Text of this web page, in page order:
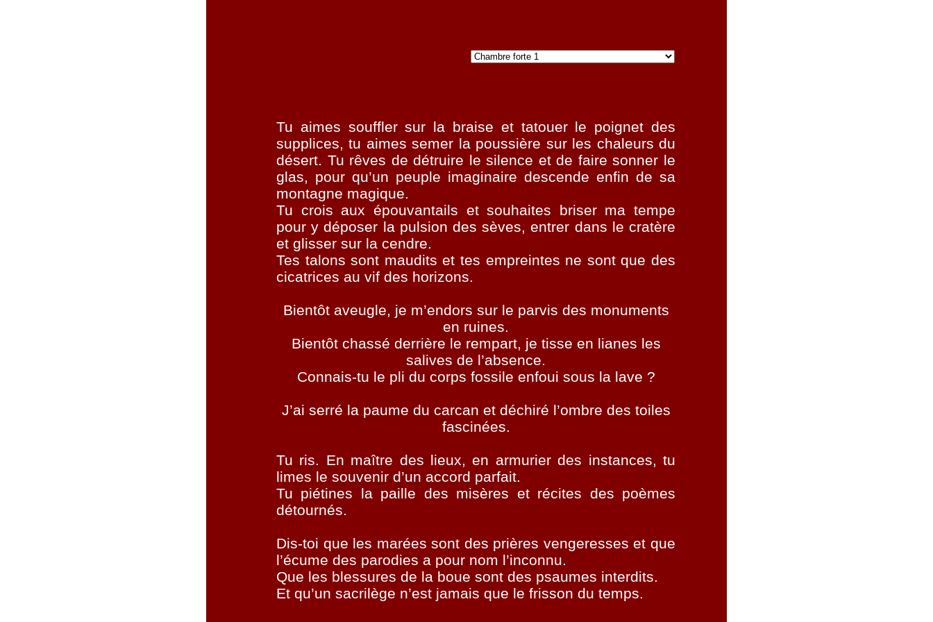
Tu aimes souffler sur la braise et tatouer le poignet des
supplices, tu aimes semer la poussière sur les chaleurs du
désert. Tu rêves de détruire le silence et de faire sonner le
glas, pour qu’un peuple imaginaire descende enfin de sa
montagne magique.
Tu crois aux épouvantails et souhaites briser ma tempe
pour y déposer la pulsion des sèves, entrer dans le cratère
et glisser sur la cendre.
Tes talons sont maudits et tes empreintes ne sont que des
cicatrices au vif des horizons.
Bientôt aveugle, je m’endors sur le parvis des monuments
en ruines.
Bientôt chassé derrière le rempart, je tisse en lianes les
salives de l’absence.
Connais-tu le pli du corps fossile enfoui sous la lave ?
J’ai serré la paume du carcan et déchiré l’ombre des toiles
fascinées.
Tu ris. En maître des lieux, en armurier des instances, tu
limes le souvenir d’un accord parfait.
Tu piétines la paille des misères et récites des poèmes
détournés.
Dis-toi que les marées sont des prières vengeresses et que
l’écume des parodies a pour nom l’inconnu.
Que les blessures de la boue sont des psaumes interdits.
Et qu’un sacrilège n’est jamais que le frisson du temps.